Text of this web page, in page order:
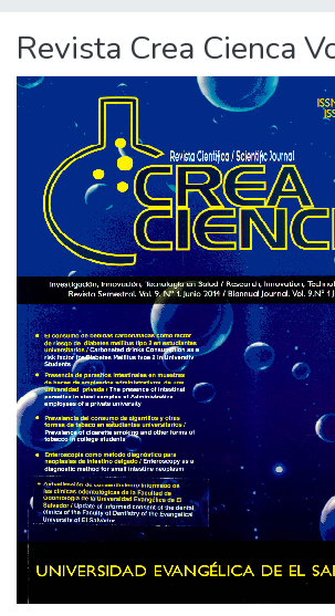
Revista Crea Cienca